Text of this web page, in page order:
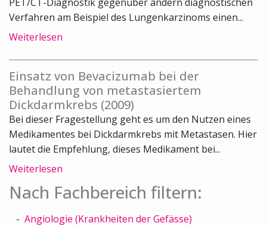
Verfahren am Beispiel des Lungenkarzinoms einen...
Weiterlesen
Einsatz von Bevacizumab bei der
Behandlung von metastasiertem
Dickdarmkrebs (2009)
Bei dieser Fragestellung geht es um den Nutzen eines
Medikamentes bei Dickdarmkrebs mit Metastasen. Hier
lautet die Empfehlung, dieses Medikament bei...
Weiterlesen
Nach Fachbereich filtern:
Angiologie (Krankheiten der Gefässe)